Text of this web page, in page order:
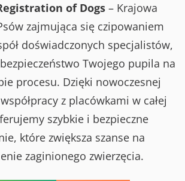
of Dogs– Krajowa
zajmująca się czipowaniem
doświadczonych specjalistów,
Twojego pupila na
procesu. Dzięki nowoczesnej
z placówkami w całej
szybkie i bezpieczne
które zwiększa szanse na
zaginionego zwierzęcia.